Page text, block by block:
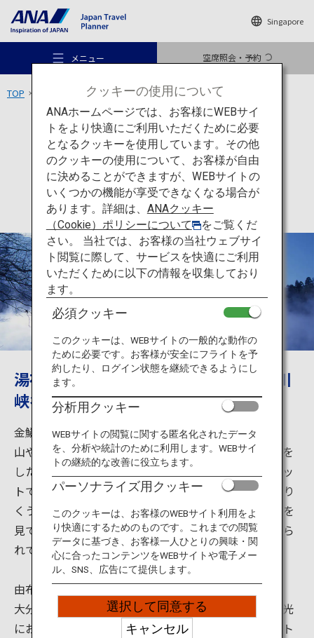
Singapore
メニュー 空席照会・予約
おすすめの旅
旅のアイデア
行き先
旅のお役立ち情報
ANA サービス
TOP 金鱗湖
アクティビティ 大分
金鱗湖
湯布院の観光は金鱗湖、由布岳、由布川
峡谷で大自然を楽しもう
金鱗湖（きんりんこ）
山や木々が湖に写り込む美しい景色を眺めたり、散歩を
したり、心地よい時間が流れる由布院を代表するスポッ
トです。1884年(明治17年)に儒学者の毛利空桑（もうり
くうそう）が、湖の魚の鱗（うろこ）が夕日に輝くのを
見て「金鱗湖」と名付けたと伝えられていることで知ら
れています。
由布岳・辻馬車
大分県由布市の湯布院は、温泉はもちろんのこと、観光
においても壮大な大自然が楽しめるおすすめのスポット
クッキーの使用について
ANAホームページでは、お客様にWEBサイ
トをより快適にご利用いただくために必要
となるクッキーを使用しています。その他
のクッキーの使用について、お客様が自由
に決めることができますが、WEBサイトの
いくつかの機能が享受できなくなる場合が
あります。詳細は、 ANAクッキー
（Cookie）ポリシーについて
をご覧くだ
さい。 当社では、お客様の当社ウェブサイ
ト閲覧に際して、サービスを快適にご利用
いただくために以下の情報を収集しており
ます。
必須クッキー
このクッキーは、WEBサイトの一般的な動作の
ために必要です。お客様が安全にフライトを予
約したり、ログイン状態を継続できるようにし
ます。
分析用クッキー
WEBサイトの閲覧に関する匿名化されたデータ
を、分析や統計のために利用します。WEBサイ
トの継続的な改善に役立ちます。
パーソナライズ用クッキー
このクッキーは、お客様のWEBサイト利用をよ
り快適にするためのものです。これまでの閲覧
データに基づき、お客様一人ひとりの興味・関
心に合ったコンテンツをWEBサイトや電子メー
ル、SNS、広告にて提供します。
選択して同意する
キャンセル